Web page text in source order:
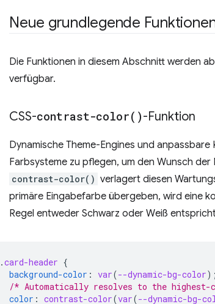
Neue grundlegende
Die Funktionen in diesem Abschnitt werden
verfügbar.
CSS-contrast-color( )-Funktion
Dynamische Theme-Engines und
Farbsysteme zu pflegen, um den Wunsch
contrast-color() verlagert diesen
primäre Eingabefarbe übergeben, wird eine
Regel entweder Schwarz oder Weiß
.card-header {
background-color : var(--dynamic-bg-color);
/* Automatically resolves to the
color : contrast-color(var(--dynamic-bg-